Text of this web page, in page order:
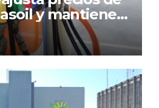
y mantiene
GLP